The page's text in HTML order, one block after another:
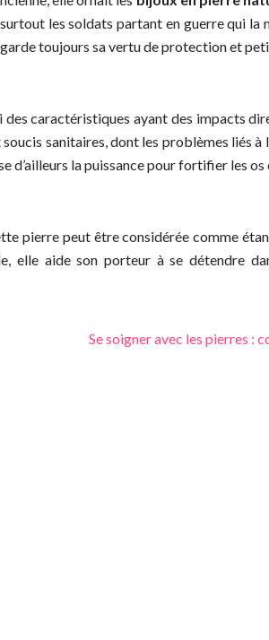
les soldats partant en guerre qui
toujours sa vertu de protection et
caractéristiques ayant des impacts
sanitaires, dont les problèmes liés à
d’ailleurs la puissance pour fortifier les
pierre peut être considérée comme
elle aide son porteur à se détendre
Se soigner avec les pierres :